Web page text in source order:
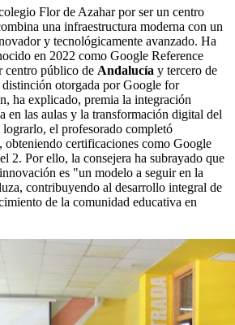
Flor de Azahar por ser un centro
una infraestructura moderna con un
y tecnológicamente avanzado. Ha
en 2022 como Google Reference
centro público de Andalucía y tercero de
distinción otorgada por Google for
ha explicado, premia la integración
en las aulas y la transformación digital del
lograrlo, el profesorado completó
obteniendo certificaciones como Google
2. Por ello, la consejera ha subrayado que
es "un modelo a seguir en la
contribuyendo al desarrollo integral de
de la comunidad educativa en